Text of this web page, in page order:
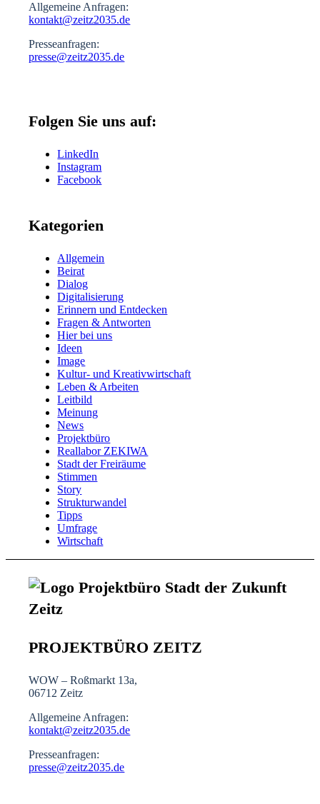
Allgemeine Anfragen:
kontakt@zeitz2035.de
Presseanfragen:
presse@zeitz2035.de
Folgen Sie uns auf:
LinkedIn
Instagram
Facebook
Kategorien
Allgemein
Beirat
Dialog
Digitalisierung
Erinnern und Entdecken
Fragen & Antworten
Hier bei uns
Ideen
Image
Kultur- und Kreativwirtschaft
Leben & Arbeiten
Leitbild
Meinung
News
Projektbüro
Reallabor ZEKIWA
Stadt der Freiräume
Stimmen
Story
Strukturwandel
Tipps
Umfrage
Wirtschaft
PROJEKTBÜRO ZEITZ
WOW – Roßmarkt 13a,
06712 Zeitz
Allgemeine Anfragen:
kontakt@zeitz2035.de
Presseanfragen:
presse@zeitz2035.de